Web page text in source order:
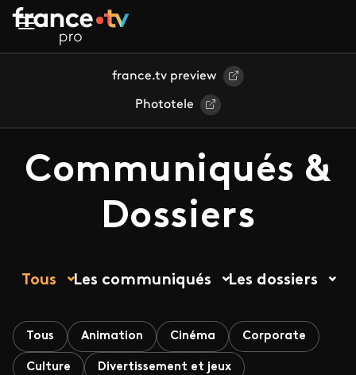
Aller au contenu principal
france.tv preview
Phototele
Communiqués &
Dossiers
Tous Les communiqués Les dossiers
Tous Animation Cinéma Corporate
Culture Divertissement et jeux